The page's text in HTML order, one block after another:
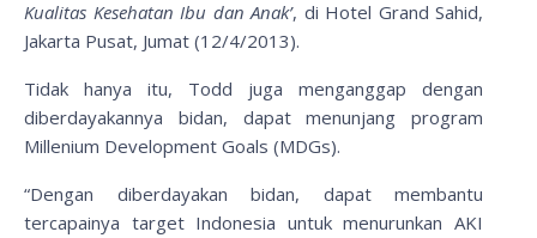
Kualitas Kesehatan Ibu dan Anak’, di Hotel Grand Sahid,
Jakarta Pusat, Jumat (12/4/2013).
Tidak hanya itu, Todd juga menganggap dengan
diberdayakannya bidan, dapat menunjang program
Millenium Development Goals (MDGs).
“Dengan diberdayakan bidan, dapat membantu
tercapainya target Indonesia untuk menurunkan AKI